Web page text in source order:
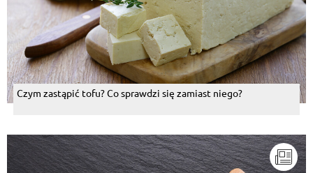
Czym zastąpić tofu? Co sprawdzi się zamiast niego?